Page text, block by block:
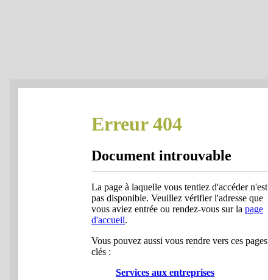
Erreur 404
Document introuvable
La page à laquelle vous tentiez d'accéder n'est
pas disponible. Veuillez vérifier l'adresse que
vous aviez entrée ou rendez‑vous sur la page
d'accueil.
Vous pouvez aussi vous rendre vers ces pages
clés :
Services aux entreprises